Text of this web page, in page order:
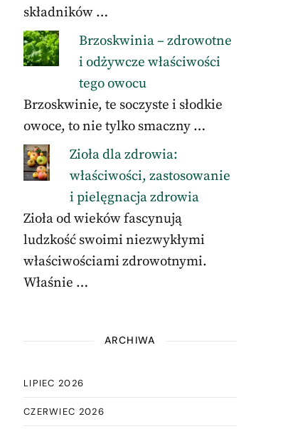
składników …
Brzoskwinia – zdrowotne
i odżywcze właściwości
tego owocu
Brzoskwinie, te soczyste i słodkie
owoce, to nie tylko smaczny …
Zioła dla zdrowia:
właściwości, zastosowanie
i pielęgnacja zdrowia
Zioła od wieków fascynują
ludzkość swoimi niezwykłymi
właściwościami zdrowotnymi.
Właśnie …
ARCHIWA
LIPIEC 2026
CZERWIEC 2026